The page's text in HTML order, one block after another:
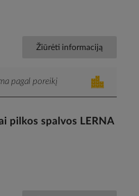
Žiūrėti informaciją
pagal poreikį
pilkos spalvos LERNA